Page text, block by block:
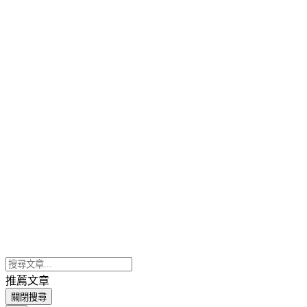
推薦文章
關閉搜尋